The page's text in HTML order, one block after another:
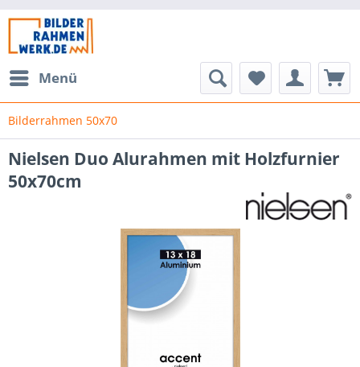
Menü
Bilderrahmen 50x70
Nielsen Duo Alurahmen mit Holzfurnier
50x70cm